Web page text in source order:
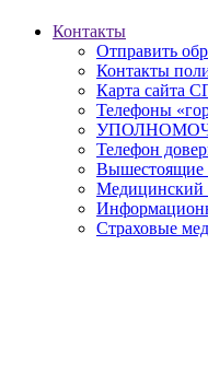
Контакты
Отправить
Контакты
Карта сайта
Телефоны
Телефон
Вышестоящие
Медицинский
Страховые